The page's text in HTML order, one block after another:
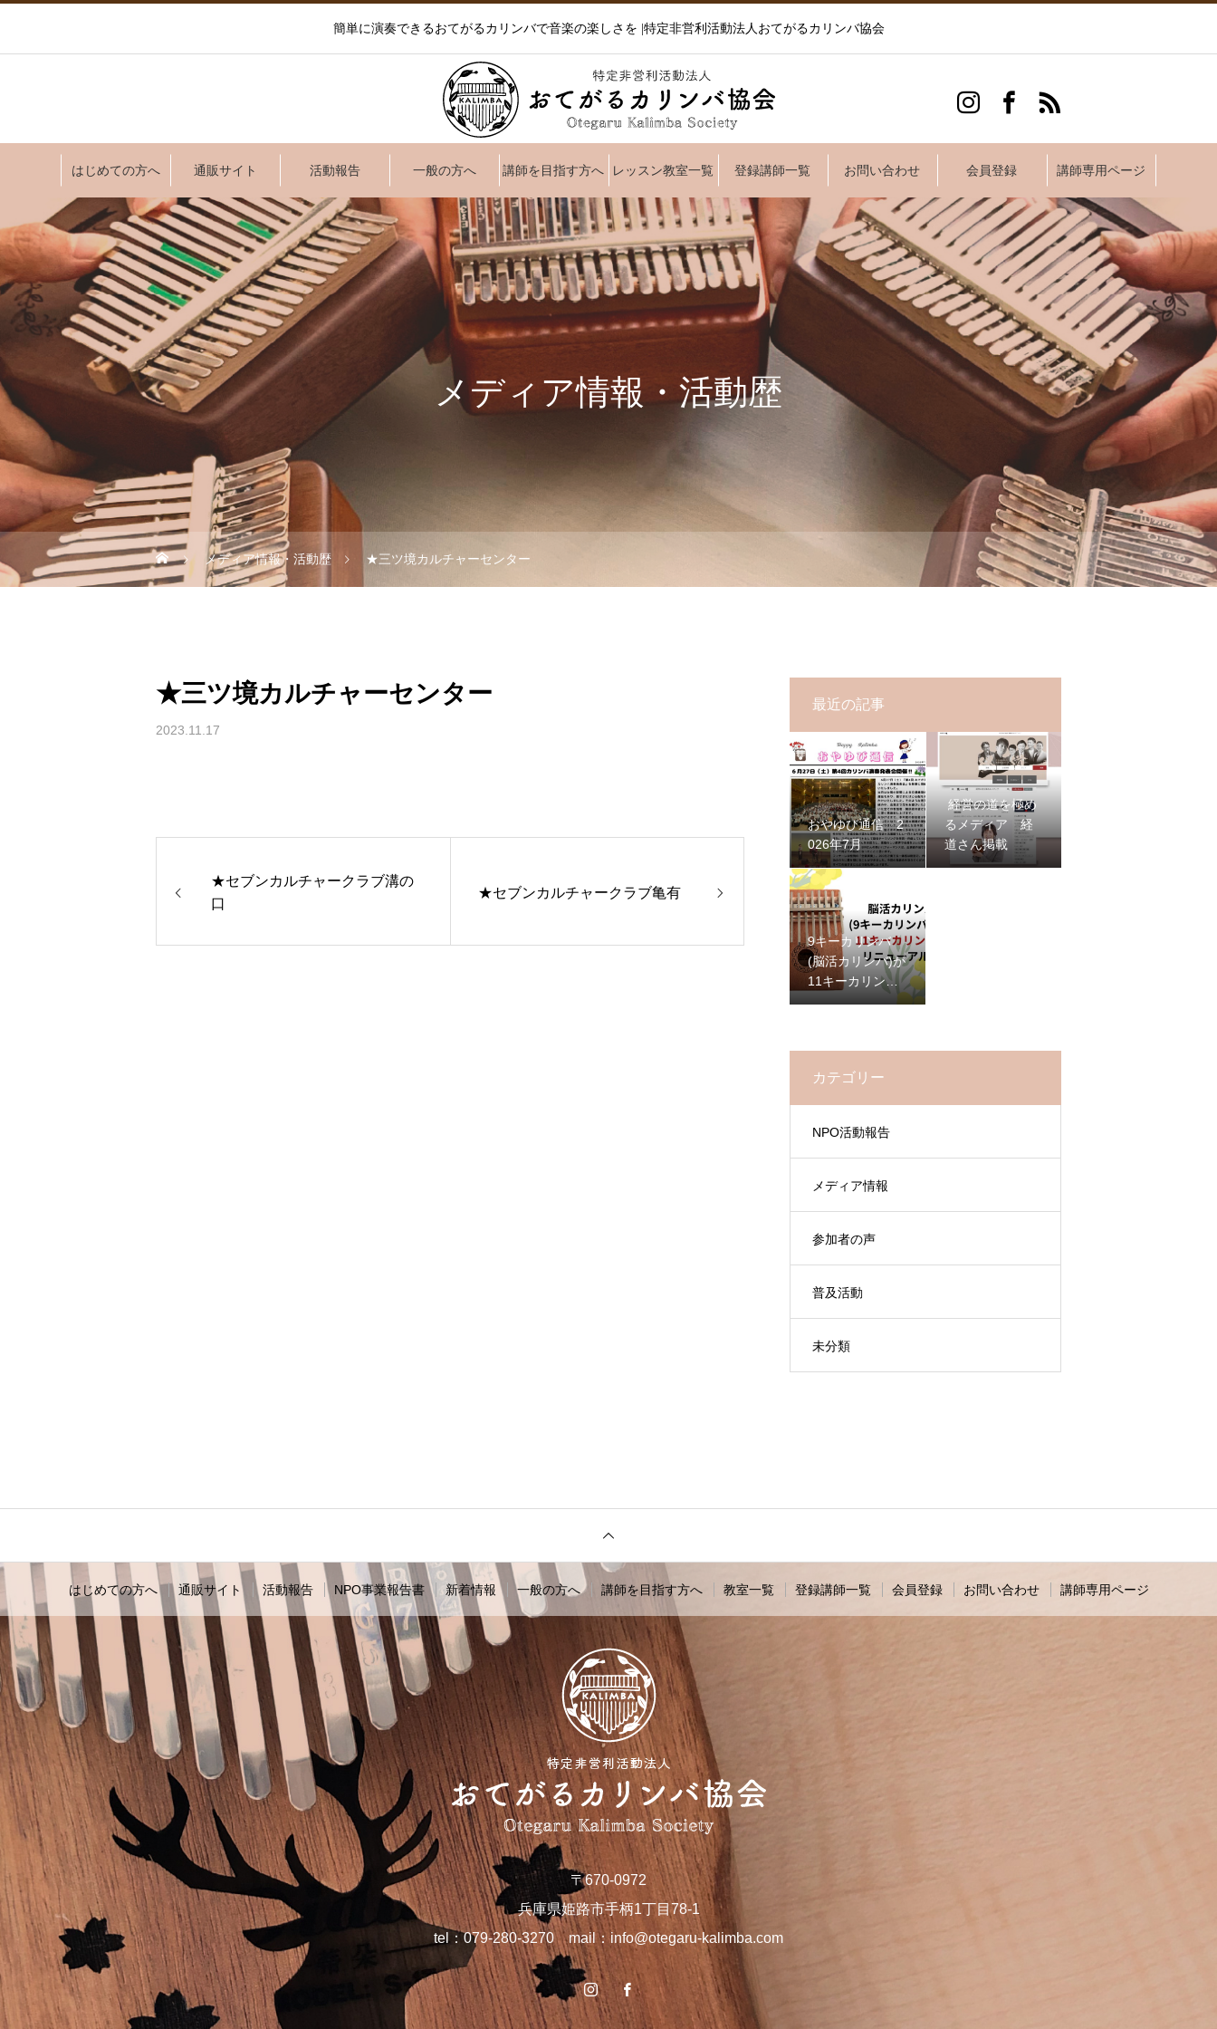
簡単に演奏できるおてがるカリンバで音楽の楽しさを |特定非営利活動法人おてがるカリンバ協会
はじめての方へ 通販サイト 活動報告 一般の方へ 講師を目指す方へ レッスン教室一覧 登録講師一覧 お問い合わせ 会員登録 講師専用ページ
メディア情報・活動歴
メディア情報・活動歴 ★三ツ境カルチャーセンター
★三ツ境カルチャーセンター
2023.11.17
★セブンカルチャークラブ溝の
口
★セブンカルチャークラブ亀有
最近の記事
おやゆび通信 2
026年7月
経営の道を極め
るメディア 経
道さん掲載
9キーカリンバ
(脳活カリンバ)が
11キーカリンバ
カテゴリー
NPO活動報告
メディア情報
参加者の声
普及活動
未分類
〒670-0972
兵庫県姫路市手柄1丁目78-1
tel：079-280-3270 mail：info@otegaru-kalimba.com
はじめての方へ 通販サイト 活動報告 NPO事業報告書 新着情報 一般の方へ 講師を目指す方へ 教室一覧 登録講師一覧 会員登録 お問い合わせ 講師専用ページ